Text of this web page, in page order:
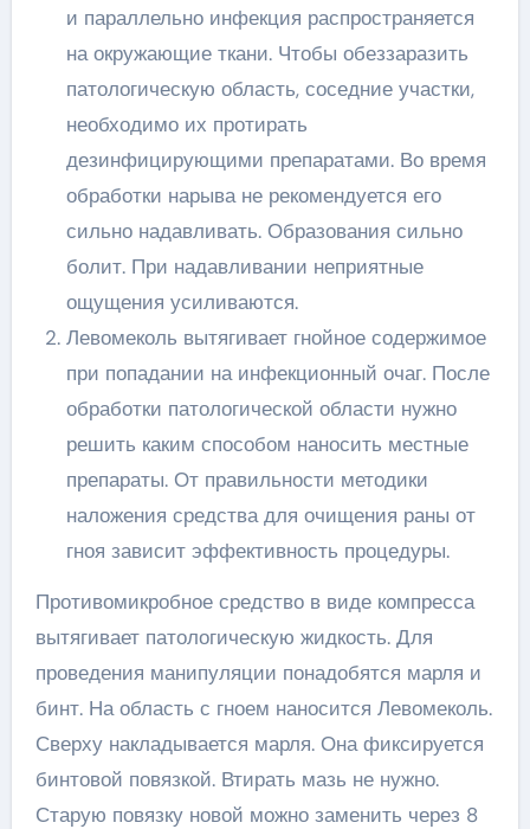
и параллельно инфекция распространяется
на окружающие ткани. Чтобы обеззаразить
патологическую область, соседние участки,
необходимо их протирать
дезинфицирующими препаратами. Во время
обработки нарыва не рекомендуется его
сильно надавливать. Образования сильно
болит. При надавливании неприятные
ощущения усиливаются.
Левомеколь вытягивает гнойное содержимое
при попадании на инфекционный очаг. После
обработки патологической области нужно
решить каким способом наносить местные
препараты. От правильности методики
наложения средства для очищения раны от
гноя зависит эффективность процедуры.
Противомикробное средство в виде компресса
вытягивает патологическую жидкость. Для
проведения манипуляции понадобятся марля и
бинт. На область с гноем наносится Левомеколь.
Сверху накладывается марля. Она фиксируется
бинтовой повязкой. Втирать мазь не нужно.
Старую повязку новой можно заменить через 8